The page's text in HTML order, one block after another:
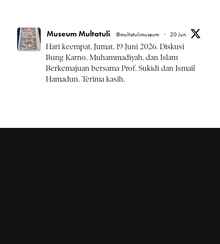
Museum Multatuli @multatulimuseum · 20 Jun
Hari keempat, Jumat, 19 Juni 2026. Diskusi
Bung Karno, Muhammadiyah, dan Islam
Berkemajuan bersama Prof. Sukidi dan Ismail
Hamadun. Terima kasih.